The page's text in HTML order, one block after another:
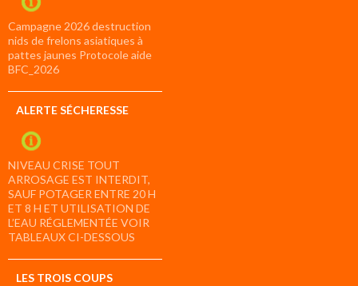
Campagne 2026 destruction
nids de frelons asiatiques à
pattes jaunes Protocole aide
BFC_2026
ALERTE SÉCHERESSE
NIVEAU CRISE TOUT
ARROSAGE EST INTERDIT,
SAUF POTAGER ENTRE 20 H
ET 8 H ET UTILISATION DE
L’EAU RÉGLEMENTÉE VOIR
TABLEAUX CI-DESSOUS
LES TROIS COUPS